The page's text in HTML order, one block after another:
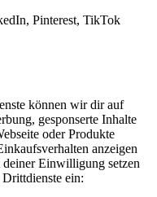
Pinterest, TikTok
können wir dir auf
gesponserte Inhalte
oder Produkte
anzeigen
Einwilligung setzen
ein: